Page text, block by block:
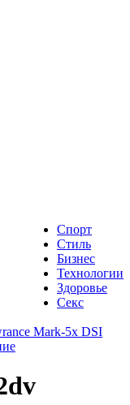
Спорт
Стиль
Бизнес
Технологии
Здоровье
Секс
Mark-5x DSI